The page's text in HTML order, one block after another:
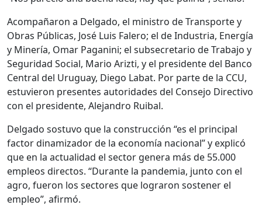
Acompañaron a Delgado, el ministro de Transporte y
Obras Públicas, José Luis Falero; el de Industria, Energía
y Minería, Omar Paganini; el subsecretario de Trabajo y
Seguridad Social, Mario Arizti, y el presidente del Banco
Central del Uruguay, Diego Labat. Por parte de la CCU,
estuvieron presentes autoridades del Consejo Directivo
con el presidente, Alejandro Ruibal.
Delgado sostuvo que la construcción “es el principal
factor dinamizador de la economía nacional” y explicó
que en la actualidad el sector genera más de 55.000
empleos directos. “Durante la pandemia, junto con el
agro, fueron los sectores que lograron sostener el
empleo”, afirmó.